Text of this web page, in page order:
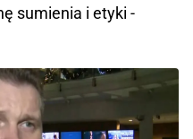
sumienia i etyki -